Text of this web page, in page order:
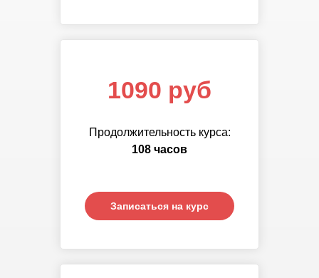
Продолжительность курса:
108 часов
1090 руб
Записаться на курс